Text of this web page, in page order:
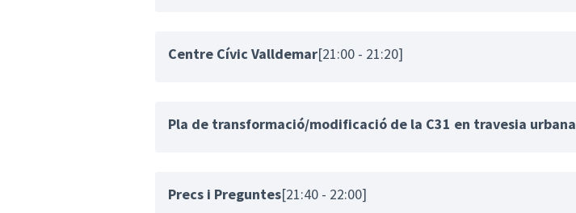
Centre Cívic Valldemar[21:00 - 21:20]
Pla de transformació/modificació de la C31 en travesia urbana
Precs i Preguntes[21:40 - 22:00]